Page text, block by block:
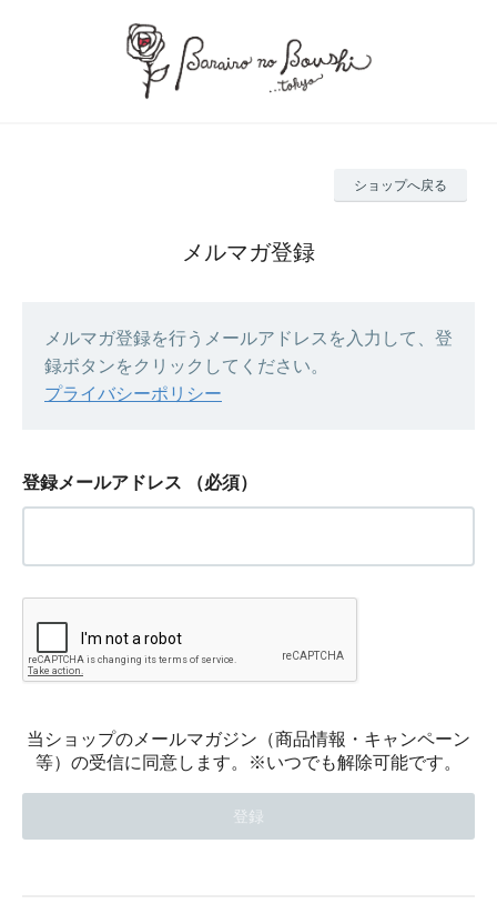
ショップへ戻る
メルマガ登録
メルマガ登録を行うメールアドレスを入力して、登
録ボタンをクリックしてください。
プライバシーポリシー
登録メールアドレス （必須）
当ショップのメールマガジン（商品情報・キャンペーン
等）の受信に同意します。※いつでも解除可能です。